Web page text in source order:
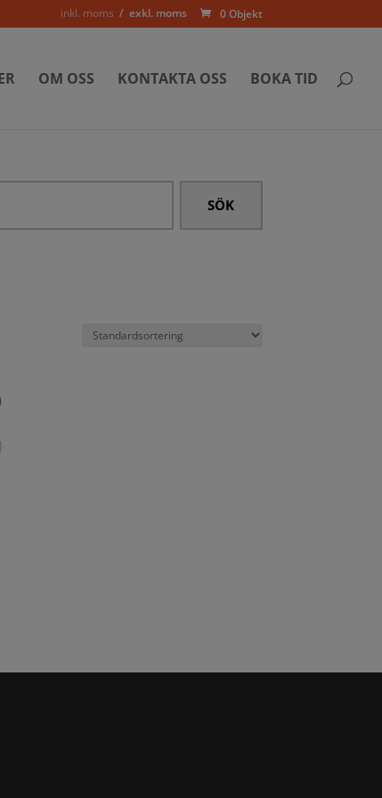
0 Objekt
inkl. moms exkl. moms
OM OSS KONTAKTA OSS BOKA TID